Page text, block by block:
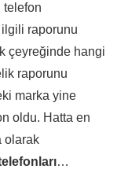
telefon
ilgili raporunu
çeyreğinde hangi
raporunu
marka yine
oldu. Hatta en
olarak
…